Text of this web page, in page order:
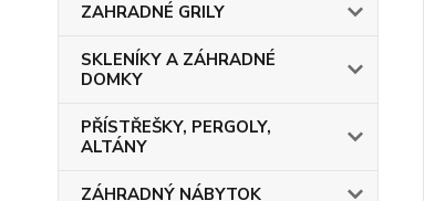
ZAHRADNÉ GRILY
SKLENÍKY A ZÁHRADNÉ
DOMKY
PŘÍSTŘEŠKY, PERGOLY,
ALTÁNY
ZÁHRADNÝ NÁBYTOK